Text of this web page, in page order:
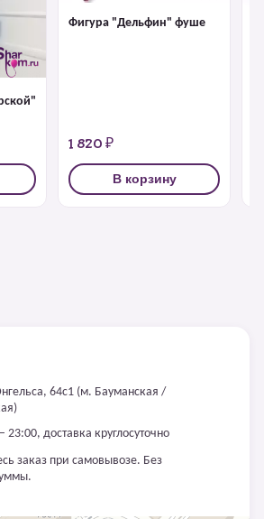
Фигура "Дельфин" фуше
1 820 ₽
В корзину
64с1 (м. Бауманская /
23:00, доставка круглосуточно
заказ при самовывозе. Без